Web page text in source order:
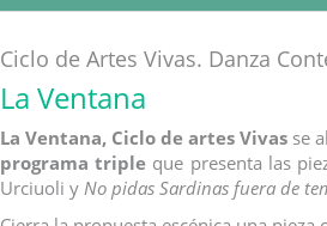
Ciclo de Artes Vivas. Danza
La Ventana
La Ventana, Ciclo de artes Vivas se
programa triple que presenta las
Urciuoli y No pidas Sardinas fuera de